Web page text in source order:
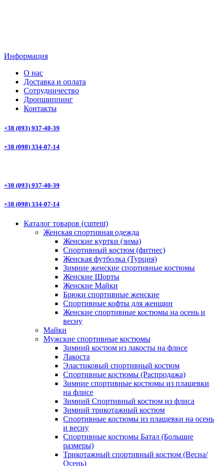
Информация
О нас
Доставка и оплата
Сотрудничество
Дропшиппинг
Контакты
+38 (093) 937-40-39
+38 (098) 334-07-14
+38 (093) 937-40-39
+38 (098) 334-07-14
Каталог товаров (current)
Женская спортивная одежда
Женские куртки (зима)
Спортивный костюм (фитнес)
Женская футболка (Турция)
Зимние женские спортивные костюмы
Женские Шорты
Женские Майки
Брюки спортивные женские
Спортивные кофты для женщин
Женские спортивные костюмы на осень и
весну
Майки
Мужские спортивные костюмы
Зимний костюм из лакосты на флисе
Лакоста
Эластиковый спортивный костюм
Спортивные костюмы (Распродажа)
Зимние спортивные костюмы из плащевки
на флисе
Зимний Спортивный костюм из флиса
Зимний трикотажный костюм
Спортивные костюмы из плащевки на осень
и весну
Спортивные костюмы Батал (Большие
размеры)
Трикотажный спортивный костюм (Весна/
Осень)